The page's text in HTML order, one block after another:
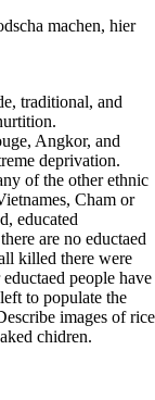
machen, hier
traditional, and
Angkor, and
deprivation.
of the other ethnic
Cham or
educated
are no eductaed
killed there were
people have
to populate the
images of rice
chidren.